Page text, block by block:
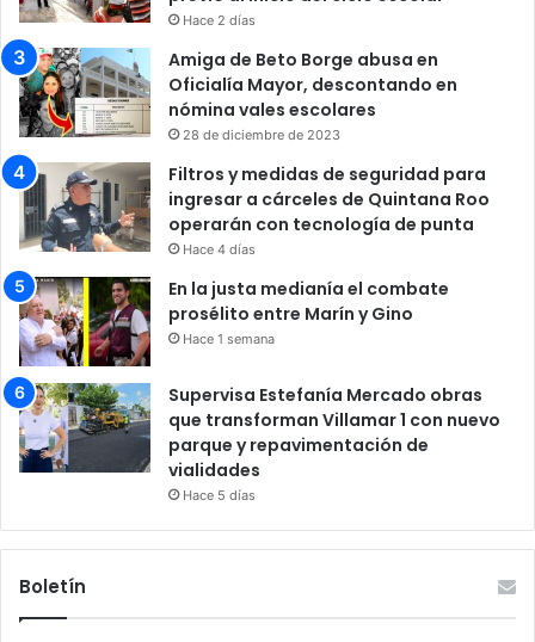
Hace 2 días
Amiga de Beto Borge abusa en
Oficialía Mayor, descontando en
nómina vales escolares
28 de diciembre de 2023
Filtros y medidas de seguridad para
ingresar a cárceles de Quintana Roo
operarán con tecnología de punta
Hace 4 días
En la justa medianía el combate
prosélito entre Marín y Gino
Hace 1 semana
Supervisa Estefanía Mercado obras
que transforman Villamar 1 con nuevo
parque y repavimentación de
vialidades
Hace 5 días
Boletín